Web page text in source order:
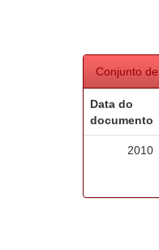
Conjunto
Data do
documento
2010